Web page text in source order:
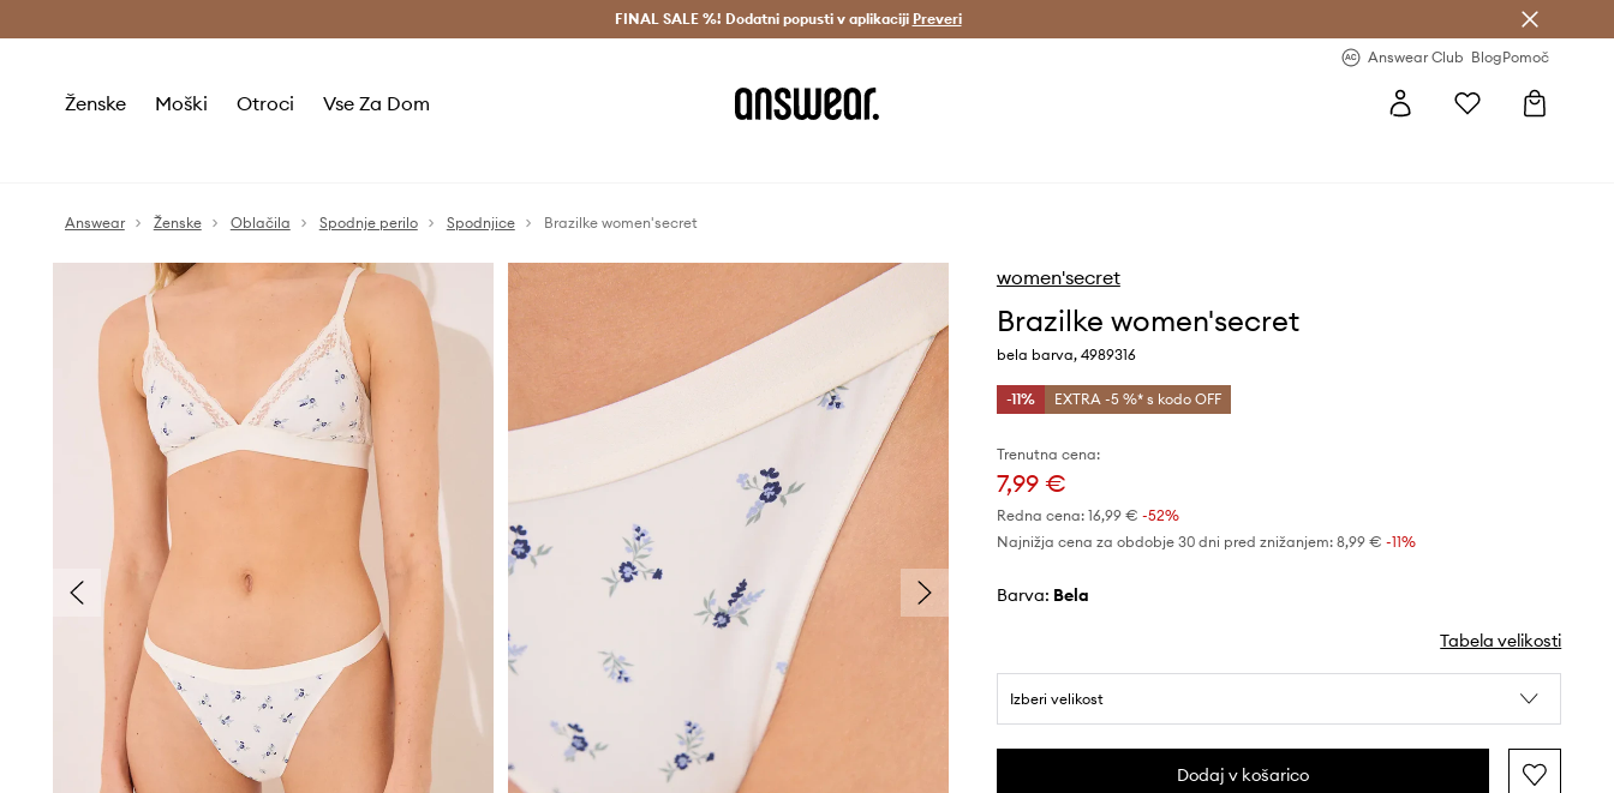
Dostava v 3 dneh > Prihrani z vpisom v Answear Club >
FINAL SALE %! Dodatni popusti v aplikaciji Preveri
Answear Club BlogPomoč
Ženske Moški Otroci Vse Za Dom
Answear Ženske Oblačila Spodnje perilo Spodnjice Brazilke women'secret
women'secret
Brazilke women'secret
bela barva, 4989316
-11% EXTRA -5 %* s kodo OFF
Trenutna cena:
7,99 €
Redna cena: 16,99 € -52%
Najnižja cena za obdobje 30 dni pred znižanjem: 8,99 € -11%
Barva: bela
Tabela velikosti
Izberi velikost
Dodaj v košarico